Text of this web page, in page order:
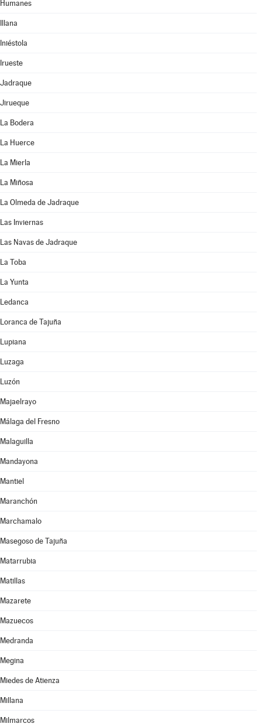
Humanes
Illana
Iniéstola
Irueste
Jadraque
Jirueque
La Bodera
La Huerce
La Mierla
La Miñosa
La Olmeda de Jadraque
Las Inviernas
Las Navas de Jadraque
La Toba
La Yunta
Ledanca
Loranca de Tajuña
Lupiana
Luzaga
Luzón
Majaelrayo
Málaga del Fresno
Malaguilla
Mandayona
Mantiel
Maranchón
Marchamalo
Masegoso de Tajuña
Matarrubia
Matillas
Mazarete
Mazuecos
Medranda
Megina
Miedes de Atienza
Millana
Milmarcos